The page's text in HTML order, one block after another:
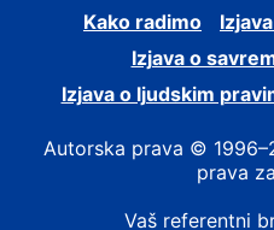
Kako radimo
Izjava o
Izjava o ljudskim
Autorska prava ©
prava
Vaš referentni